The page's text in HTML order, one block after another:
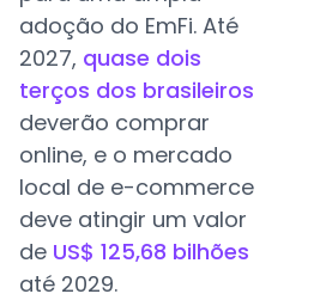
adoção do EmFi. Até
2027, quase dois
terços dos brasileiros
deverão comprar
online, e o mercado
local de e-commerce
deve atingir um valor
de US$ 125,68 bilhões
até 2029.